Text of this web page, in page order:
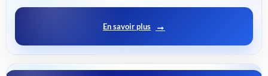
En savoir plus